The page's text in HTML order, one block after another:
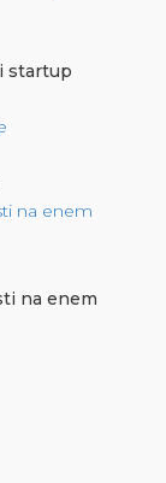
startup
na enem